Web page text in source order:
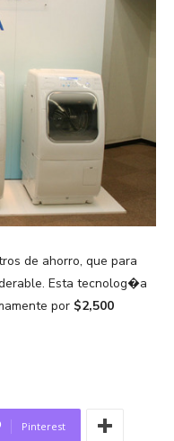
de ahorro, que para
Esta tecnolog�a
por $2,500
Pinterest